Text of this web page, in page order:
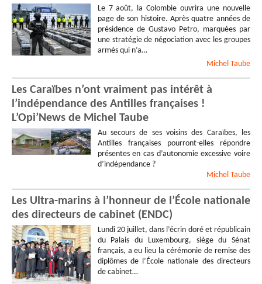
Le 7 août, la Colombie ouvrira une nouvelle
page de son histoire. Après quatre années de
présidence de Gustavo Petro, marquées par
une stratégie de négociation avec les groupes
armés qui n’a…
Michel Taube
Les Caraïbes n’ont vraiment pas intérêt à
l’indépendance des Antilles françaises !
L’Opi’News de Michel Taube
Au secours de ses voisins des Caraïbes, les
Antilles françaises pourront-elles répondre
présentes en cas d’autonomie excessive voire
d’indépendance ?
Michel Taube
Les Ultra-marins à l’honneur de l’École nationale
des directeurs de cabinet (ENDC)
Lundi 20 juillet, dans l’écrin doré et républicain
du Palais du Luxembourg, siège du Sénat
français, a eu lieu la cérémonie de remise des
diplômes de l’École nationale des directeurs
de cabinet…